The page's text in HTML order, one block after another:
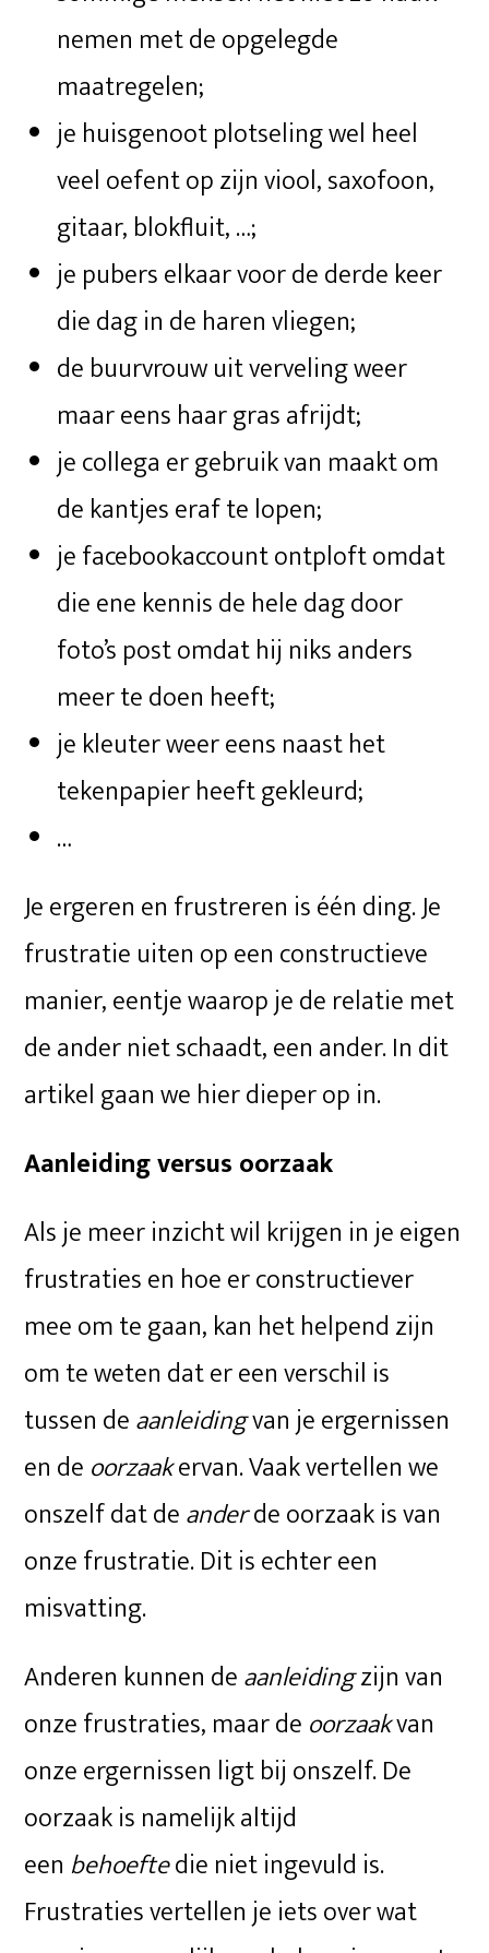
nemen met de opgelegde
maatregelen;
je huisgenoot plotseling wel heel
veel oefent op zijn viool, saxofoon,
gitaar, blokfluit, …;
je pubers elkaar voor de derde keer
die dag in de haren vliegen;
de buurvrouw uit verveling weer
maar eens haar gras afrijdt;
je collega er gebruik van maakt om
de kantjes eraf te lopen;
je facebookaccount ontploft omdat
die ene kennis de hele dag door
foto’s post omdat hij niks anders
meer te doen heeft;
je kleuter weer eens naast het
tekenpapier heeft gekleurd;
…
Je ergeren en frustreren is één ding. Je
frustratie uiten op een constructieve
manier, eentje waarop je de relatie met
de ander niet schaadt, een ander. In dit
artikel gaan we hier dieper op in.
Aanleiding versus oorzaak
Als je meer inzicht wil krijgen in je eigen
frustraties en hoe er constructiever
mee om te gaan, kan het helpend zijn
om te weten dat er een verschil is
tussen deaanleidingvan je ergernissen
en de oorzaakervan. Vaak vertellen we
onszelf dat deanderde oorzaak is van
onze frustratie. Dit is echter een
misvatting.
Anderen kunnen deaanleidingzijn van
onze frustraties, maar de oorzaakvan
onze ergernissen ligt bij onszelf. De
oorzaak is namelijk altijd
een behoeftedie niet ingevuld is.
Frustraties vertellen je iets over wat